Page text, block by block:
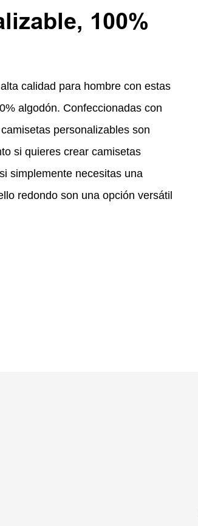
100%
calidad para hombre con estas
algodón. Confeccionadas con
personalizables son
si quieres crear camisetas
simplemente necesitas una
redondo son una opción versátil